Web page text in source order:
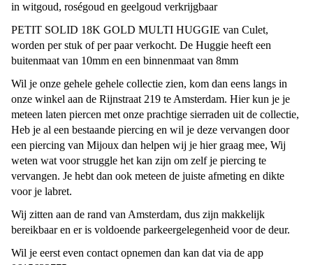
in witgoud, roségoud en geelgoud verkrijgbaar
PETIT SOLID 18K GOLD MULTI HUGGIE van Culet,
worden per stuk of per paar verkocht. De Huggie heeft een
buitenmaat van 10mm en een binnenmaat van 8mm
Wil je onze gehele gehele collectie zien, kom dan eens langs in
onze winkel aan de Rijnstraat 219 te Amsterdam. Hier kun je je
meteen laten piercen met onze prachtige sierraden uit de collectie,
Heb je al een bestaande piercing en wil je deze vervangen door
een piercing van Mijoux dan helpen wij je hier graag mee, Wij
weten wat voor struggle het kan zijn om zelf je piercing te
vervangen. Je hebt dan ook meteen de juiste afmeting en dikte
voor je labret.
Wij zitten aan de rand van Amsterdam, dus zijn makkelijk
bereikbaar en er is voldoende parkeergelegenheid voor de deur.
Wil je eerst even contact opnemen dan kan dat via de app